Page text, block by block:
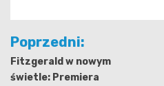
Nawigacja
wpisu
Poprzedni:
Fitzgerald w nowym
świetle: Premiera